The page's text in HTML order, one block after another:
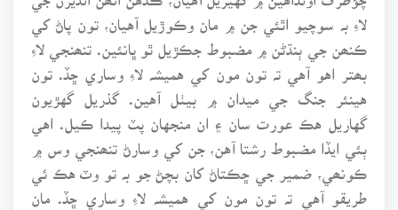
لاءِ بہ سوچيو اٿئي جن ۾ مان وڪوڙيل آهيان، تون پاڻ کي
ڪنھن جي ٻنڌڻن ۾ مضبوط جڪڙيل ٿو ڀانئين. تنھنجي لاءِ
بھتر اهو آهي تہ تون مون کي هميشہ لاءِ وساري ڇڏ. تون
هينئر جنگ جي ميدان ۾ بيٺل آهين. گذريل گهڙيون
گهاريل هڪ عورت سان ۽ ان منجهان پٽ پيدا ڪيل. اهي
ٻئي ايڏا مضبوط رشتا آهن، جن کي وسارڻ تنھنجي وس ۾
ڪونھي، ضمير جي ڇڪتاڻ کان بچڻ جو بہ تو وٽ هڪ ئي
طريقو آهي تہ تون مون کي هميشہ لاءِ وساري ڇڏ. مان